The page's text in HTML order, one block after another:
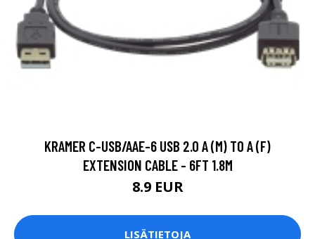
KRAMER C-USB/AAE-6 USB 2.0 A (M) TO A (F)
EXTENSION CABLE - 6FT 1.8M
8.9 EUR
LISÄTIETOJA